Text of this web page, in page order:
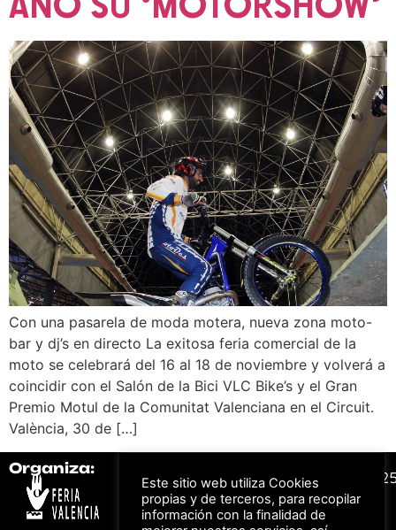
Con una pasarela de moda motera, nueva zona moto-
bar y dj’s en directo La exitosa feria comercial de la
moto se celebrará del 16 al 18 de noviembre y volverá a
coincidir con el Salón de la Bici VLC Bike’s y el Gran
Premio Motul de la Comunitat Valenciana en el Circuit.
València, 30 de […]
Organiza:
Bonos descuento para
Este sitio web utiliza Cookies
propias y de terceros, para recopilar
información con la finalidad de